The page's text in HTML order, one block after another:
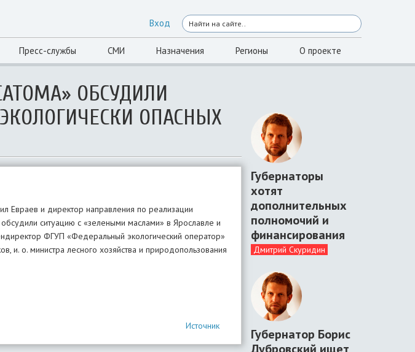
Вход
Пресс-службы СМИ Назначения Регионы О проекте
ОБСУДИЛИ
ОПАСНЫХ
Евраев и директор направления по реализации
ситуацию с «зелеными маслами» в Ярославле и
ФГУП «Федеральный экологический оператор»
и. о. министра лесного хозяйства и природопользования
Источник
Губернаторы
хотят
дополнительных
полномочий и
финансирования
Дмитрий Скуридин
Губернатор Борис